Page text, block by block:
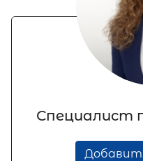
Специалист